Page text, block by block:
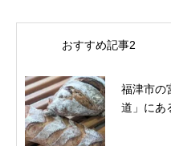
おすすめ記事2
福津市の
道」にあ